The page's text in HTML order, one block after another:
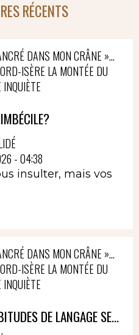
RÉCENTS
DANS MON CRÂNE »…
ISÈRE LA MONTÉE DU
- 04:38
insulter, mais vos
DANS MON CRÂNE »…
ISÈRE LA MONTÉE DU
DE LANGAGE SE...